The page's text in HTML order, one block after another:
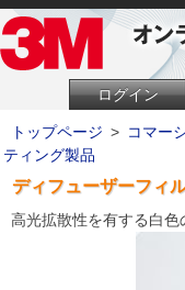
ログイン
トップページ > コマー
ティング製品
ディフューザーフィ
高光拡散性を有する白色